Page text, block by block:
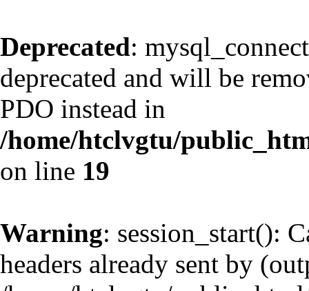
Deprecated:
deprecated and will be
PDO instead in
/home/htclvgtu/
on line 19
Warning: session_start():
headers already sent by